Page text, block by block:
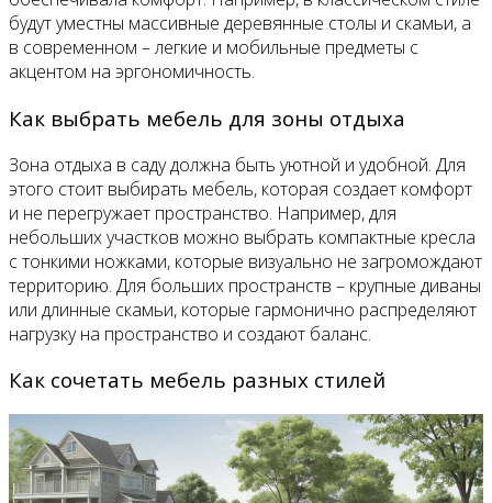
будут уместны массивные деревянные столы и скамьи, а
в современном – легкие и мобильные предметы с
акцентом на эргономичность.
Как выбрать мебель для зоны отдыха
Зона отдыха в саду должна быть уютной и удобной. Для
этого стоит выбирать мебель, которая создает комфорт
и не перегружает пространство. Например, для
небольших участков можно выбрать компактные кресла
с тонкими ножками, которые визуально не загромождают
территорию. Для больших пространств – крупные диваны
или длинные скамьи, которые гармонично распределяют
нагрузку на пространство и создают баланс.
Как сочетать мебель разных стилей